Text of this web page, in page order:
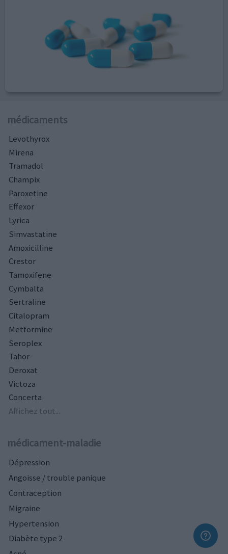
médicaments
Levothyrox
Mirena
Tramadol
Champix
Paroxetine
Effexor
Lyrica
Simvastatine
Amoxicilline
Crestor
Tamoxifene
Cymbalta
Sertraline
Citalopram
Metformine
Seroplex
Tahor
Deroxat
Victoza
Concerta
Affichez tout...
médicament-maladie
Dépression
Angoisse / trouble panique
Contraception
Migraine
Hypertension
Diabète type 2